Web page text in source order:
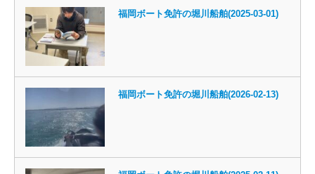
福岡ボート免許の堀川船舶(2025-03-01)
福岡ボート免許の堀川船舶(2026-02-13)